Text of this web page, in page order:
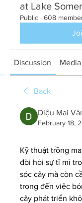
at Lake
Public · 608
Discussion Media
Back
Diệu Mai
February 18,
Kỹ thuật trồng
đòi hỏi sự tỉ mỉ
sóc cây mà còn
trọng đến việc
cây phát triển